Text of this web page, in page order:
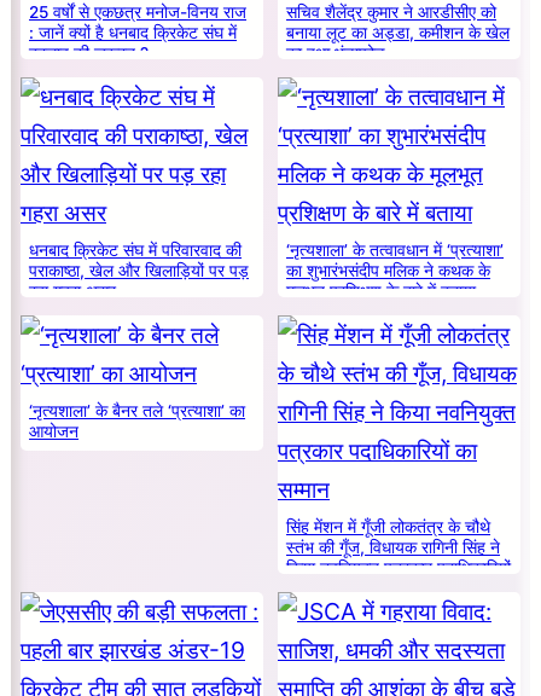
25 वर्षों से एकछत्र मनोज-विनय राज
: जानें क्यों है धनबाद क्रिकेट संघ में
बदलाव की जरूरत ?
सचिव शैलेंद्र कुमार ने आरडीसीए को
बनाया लूट का अड्डा, कमीशन के खेल
का हुआ भंडाफोड़
धनबाद क्रिकेट संघ में परिवारवाद की
पराकाष्ठा, खेल और खिलाड़ियों पर पड़
रहा गहरा असर
‘नृत्यशाला’ के तत्वावधान में ‘प्रत्याशा’
का शुभारंभसंदीप मलिक ने कथक के
मूलभूत प्रशिक्षण के बारे में बताया
‘नृत्यशाला’ के बैनर तले ‘प्रत्याशा’ का
आयोजन
सिंह मेंशन में गूँजी लोकतंत्र के चौथे
स्तंभ की गूँज, विधायक रागिनी सिंह ने
किया नवनियुक्त पत्रकार पदाधिकारियों
का सम्मान